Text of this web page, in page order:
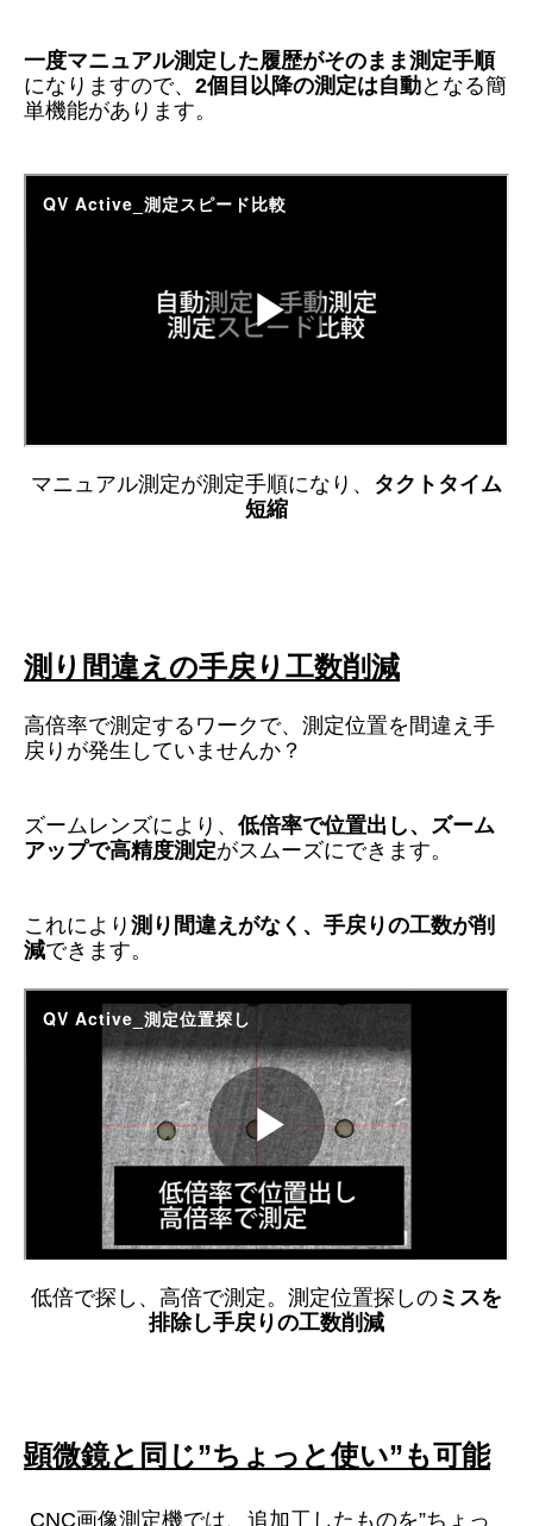
一度マニュアル測定した履歴がそのまま測定手順
になりますので、 2個目以降の測定は自動となる簡
単機能があります。
マニュアル測定が測定手順になり、 タクトタイム
短縮
測り間違えの手戻り工数削減
高倍率で測定するワークで、測定位置を間違え手
戻りが発生していませんか？
ズームレンズにより、 低倍率で位置出し、ズーム
アップで高精度測定がスムーズにできます。
これにより 測り間違えがなく、手戻りの工数が削
減できます。
低倍で探し、高倍で測定。測定位置探しの ミスを
排除し手戻りの工数削減
顕微鏡と同じ”ちょっと使い”も可能
CNC画像測定機では、追加工したものを”ちょっ